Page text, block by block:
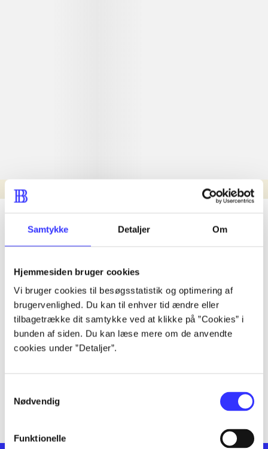
Samtykke Detaljer Om
Hjemmesiden bruger cookies
Vi bruger cookies til besøgsstatistik og optimering af
brugervenlighed. Du kan til enhver tid ændre eller
tilbagetrække dit samtykke ved at klikke på ”Cookies” i
bunden af siden. Du kan læse mere om de anvendte
cookies under ”Detaljer”.
Nødvendig
Funktionelle
Nyhed
lorem ipsum dolor sit amet ...
lorem ipsum dolor sit amet ...
lorem ipsum dolor sit amet ...
lorem ipsum dolor sit amet ...
lorem ipsum dolor sit amet ...
lorem ipsum dolor sit amet ...
lorem ipsum dolor sit amet ...